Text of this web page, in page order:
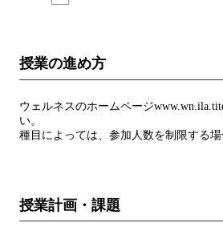
授業の進め方
ウェルネスのホームページ
い。
種目によっては、参加人数を制限する場
授業計画・課題